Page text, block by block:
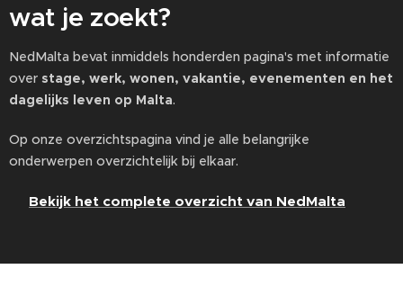
wat je zoekt?
NedMalta bevat inmiddels honderden pagina's met informatie
over stage, werk, wonen, vakantie, evenementen en het
dagelijks leven op Malta.
Op onze overzichtspagina vind je alle belangrijke
onderwerpen overzichtelijk bij elkaar.
Bekijk het complete overzicht van NedMalta